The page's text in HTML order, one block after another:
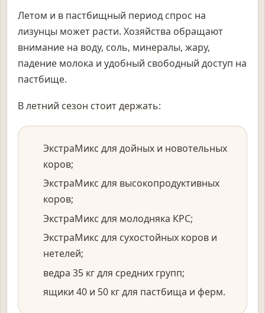
Летом и в пастбищный период спрос на
лизунцы может расти. Хозяйства обращают
внимание на воду, соль, минералы, жару,
падение молока и удобный свободный доступ на
пастбище.
В летний сезон стоит держать:
ЭкстраМикс для дойных и новотельных
коров;
ЭкстраМикс для высокопродуктивных
коров;
ЭкстраМикс для молодняка КРС;
ЭкстраМикс для сухостойных коров и
нетелей;
ведра 35 кг для средних групп;
ящики 40 и 50 кг для пастбища и ферм.